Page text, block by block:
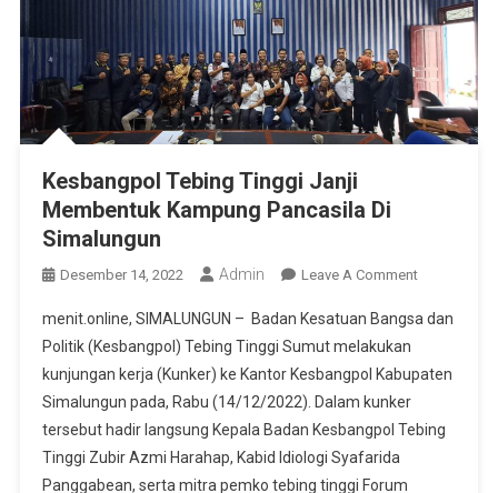
Kesbangpol Tebing Tinggi Janji
Membentuk Kampung Pancasila Di
Simalungun
Desember 14, 2022 Admin Leave A CommentOn
Tebing
Janji
Kampung
menit.online, SIMALUNGUN – Badan Kesatuan Bangsa dan
Politik (Kesbangpol) Tebing Tinggi Sumut melakukan
kunjungan kerja (Kunker) ke Kantor Kesbangpol Kabupaten
Simalungun pada, Rabu (14/12/2022). Dalam kunker
tersebut hadir langsung Kepala Badan Kesbangpol Tebing
Tinggi Zubir Azmi Harahap, Kabid Idiologi Syafarida
Panggabean, serta mitra pemko tebing tinggi Forum